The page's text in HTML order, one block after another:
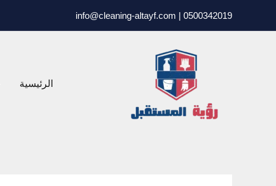
0500342019 | info@cleaning-altayf.com
الرئيسية